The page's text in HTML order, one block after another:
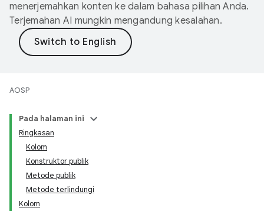
menerjemahkan konten ke dalam bahasa pilihan Anda.
Terjemahan AI mungkin mengandung kesalahan.
AOSP
Pada halaman ini
Ringkasan
Kolom
Konstruktor publik
Metode publik
Metode terlindungi
Kolom